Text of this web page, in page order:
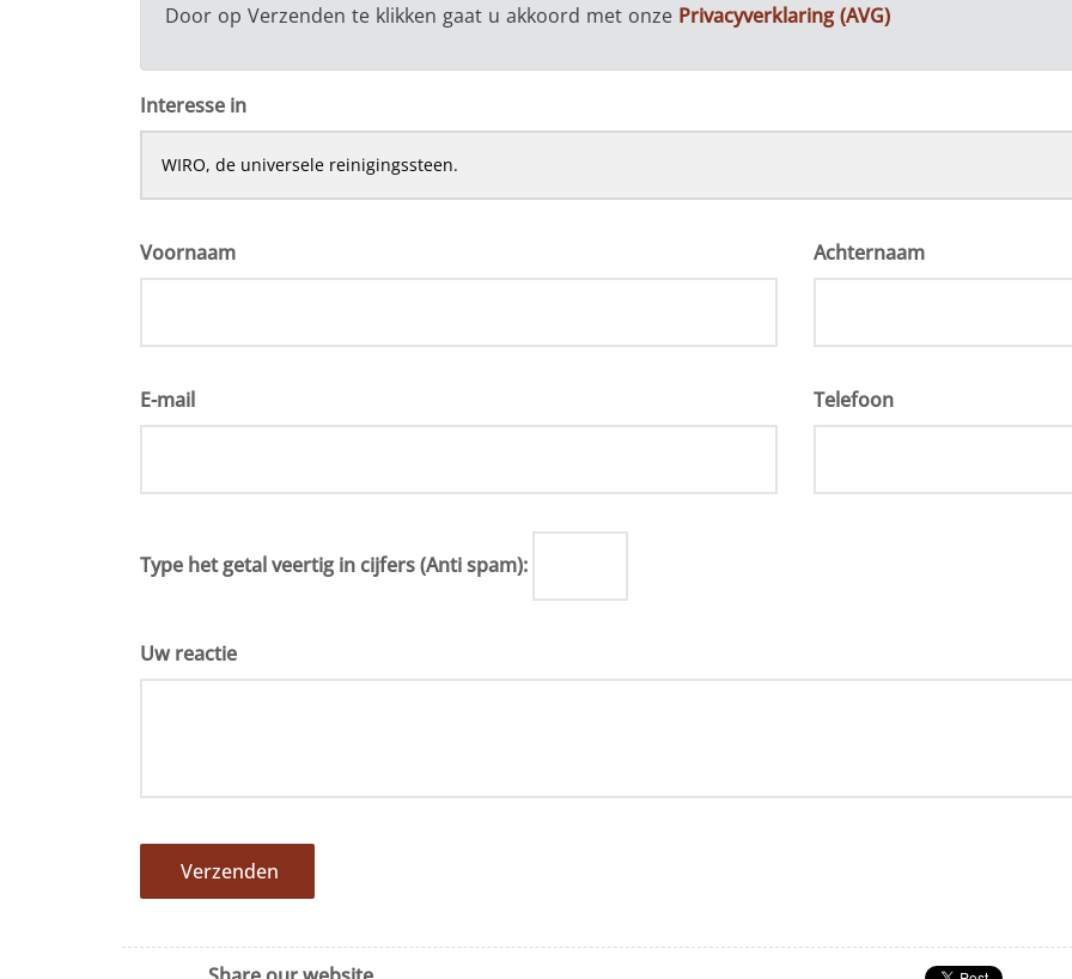
Door op Verzenden te klikken gaat u akkoord met onze Privacyverklaring (AVG)
Interesse in
Voornaam Achternaam
E-mail Telefoon
Type het getal veertig in cijfers (Anti spam):
Uw reactie
Verzenden